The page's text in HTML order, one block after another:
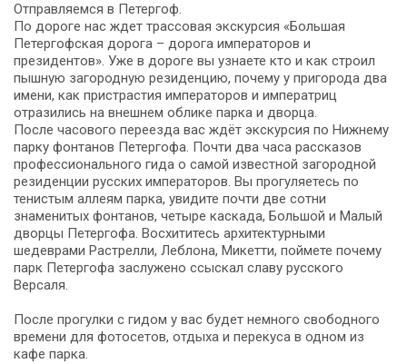
Отправляемся в Петергоф.
По дороге нас ждет трассовая экскурсия «Большая
Петергофская дорога – дорога императоров и
президентов». Уже в дороге вы узнаете кто и как строил
пышную загородную резиденцию, почему у пригорода два
имени, как пристрастия императоров и императриц
отразились на внешнем облике парка и дворца.
После часового переезда вас ждёт экскурсия по Нижнему
парку фонтанов Петергофа. Почти два часа рассказов
профессионального гида о самой известной загородной
резиденции русских императоров. Вы прогуляетесь по
тенистым аллеям парка, увидите почти две сотни
знаменитых фонтанов, четыре каскада, Большой и Малый
дворцы Петергофа. Восхититесь архитектурными
шедеврами Растрелли, Леблона, Микетти, поймете почему
парк Петергофа заслужено ссыскал славу русского
Версаля.
После прогулки с гидом у вас будет немного свободного
времени для фотосетов, отдыха и перекуса в одном из
кафе парка.